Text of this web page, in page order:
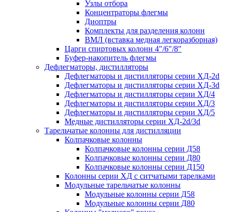
Узлы отбора
Концентраторы флегмы
Диоптры
Комплекты для разделения колонн
ВМЛ (вставка медная легкоразборная)
Царги спиртовых колонн 4"/6"/8"
Буфер-накопитель флегмы
Дефлегматоры, дистилляторы
Дефлегматоры и дистилляторы серии ХД-2d
Дефлегматоры и дистилляторы серии ХД-3d
Дефлегматоры и дистилляторы серии ХД/4
Дефлегматоры и дистилляторы серии ХД/3
Дефлегматоры и дистилляторы серии ХД/5
Медные дистилляторы серии ХД-2d/3d
Тарельчатые колонны для дистилляции
Колпачковые колонны
Колпачковые колонны серии Д58
Колпачковые колонны серии Д80
Колпачковые колонны серии Д150
Колонны серии ХД с ситчатыми тарелками
Модульные тарельчатые колонны
Модульные колонны серии Д58
Модульные колонны серии Д80